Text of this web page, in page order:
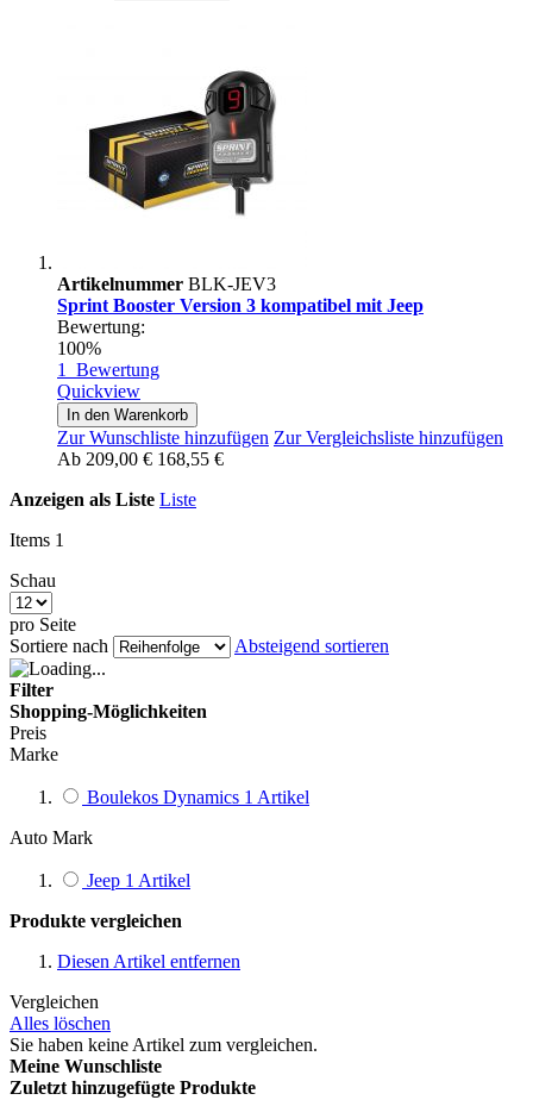
Artikelnummer BLK-JEV3
Sprint Booster Version 3 kompatibel mit Jeep
Bewertung:
100%
1 Bewertung
Quickview
In den Warenkorb
Zur Wunschliste hinzufügen Zur Vergleichsliste hinzufügen
Ab 209,00 € 168,55 €
Anzeigen als Liste Liste
Items 1
Schau
pro Seite
Sortiere nach
Absteigend sortieren
Filter
Shopping-Möglichkeiten
Preis
Marke
Boulekos Dynamics 1 Artikel
Auto Mark
Jeep 1 Artikel
Produkte vergleichen
Diesen Artikel entfernen
Vergleichen
Alles löschen
Sie haben keine Artikel zum vergleichen.
Meine Wunschliste
Zuletzt hinzugefügte Produkte